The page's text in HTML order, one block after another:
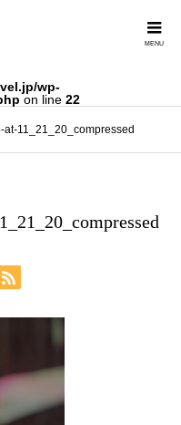
wp-
on line 22
11_21_20_compressed